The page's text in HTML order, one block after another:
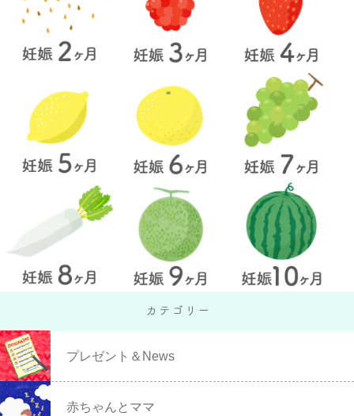
プレゼント＆News
赤ちゃんとママ